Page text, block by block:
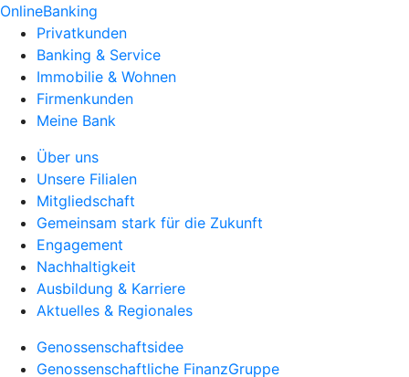
OnlineBanking
Privatkunden
Banking & Service
Immobilie & Wohnen
Firmenkunden
Meine Bank
Über uns
Unsere Filialen
Mitgliedschaft
Gemeinsam stark für die Zukunft
Engagement
Nachhaltigkeit
Ausbildung & Karriere
Aktuelles & Regionales
Genossenschaftsidee
Genossenschaftliche FinanzGruppe